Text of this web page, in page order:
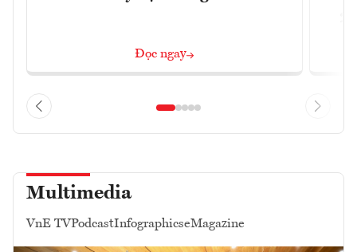
Đọc ngay
Multimedia
VnE TVPodcastInfographicseMagazine